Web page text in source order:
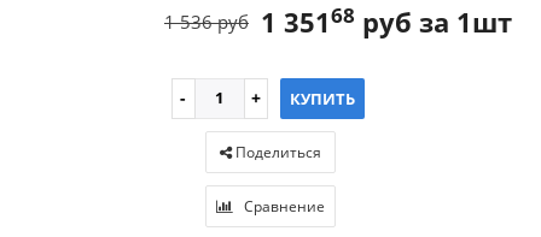
1 35168 руб за 1шт
1 536 руб
КУПИТЬ
Поделиться
Сравнение